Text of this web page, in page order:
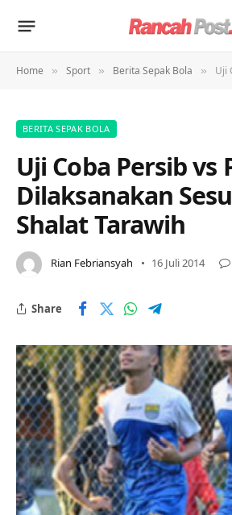
Home » Sport » Berita Sepak Bola » Uji
BERITA SEPAK BOLA
Uji Coba Persib vs
Dilaksanakan
Shalat Tarawih
Rian Febriansyah 16 Juli 2014
Share